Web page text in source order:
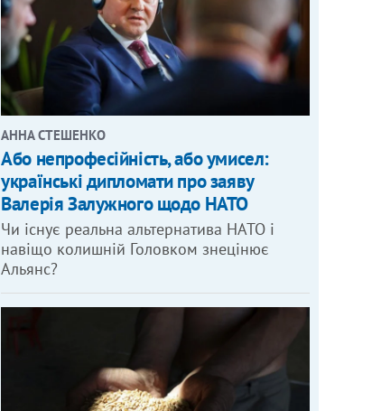
АННА СТЕШЕНКО
Або непрофесійність, або умисел:
українські дипломати про заяву
Валерія Залужного щодо НАТО
Чи існує реальна альтернатива НАТО і
навіщо колишній Головком знецінює
Альянс?